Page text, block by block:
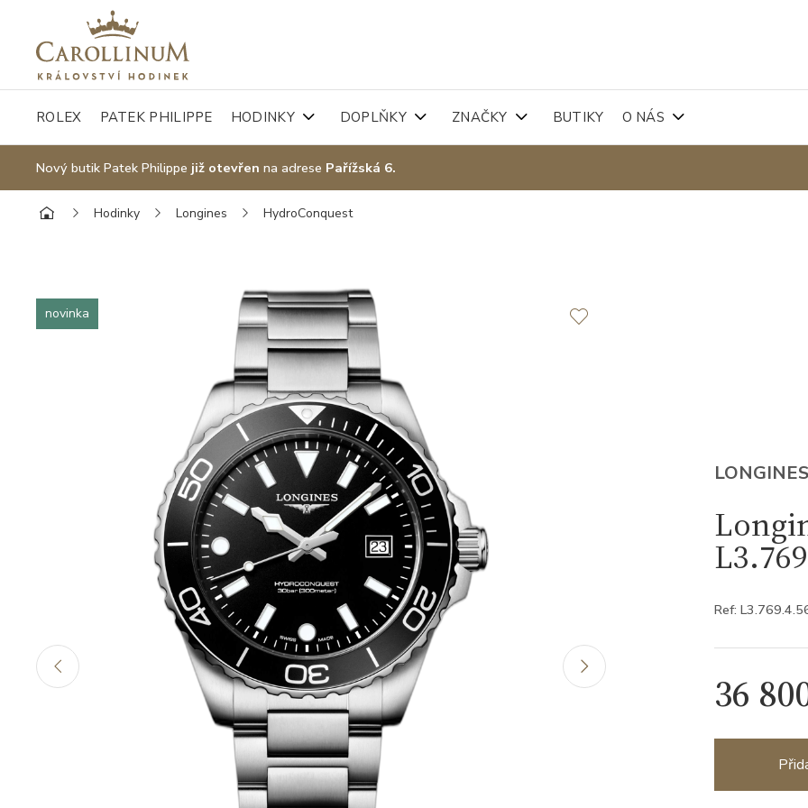
ROLEX PATEK PHILIPPE HODINKY DOPLŇKY ZNAČKY BUTIKY O NÁS
Nový butik Patek Philippe již otevřen na adrese Pařížská 6.
Hodinky Longines HydroConquest
novinka
LONGINES
Ref:
36